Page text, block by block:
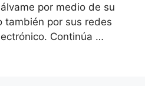
por medio de su
también por sus redes
Continúa …